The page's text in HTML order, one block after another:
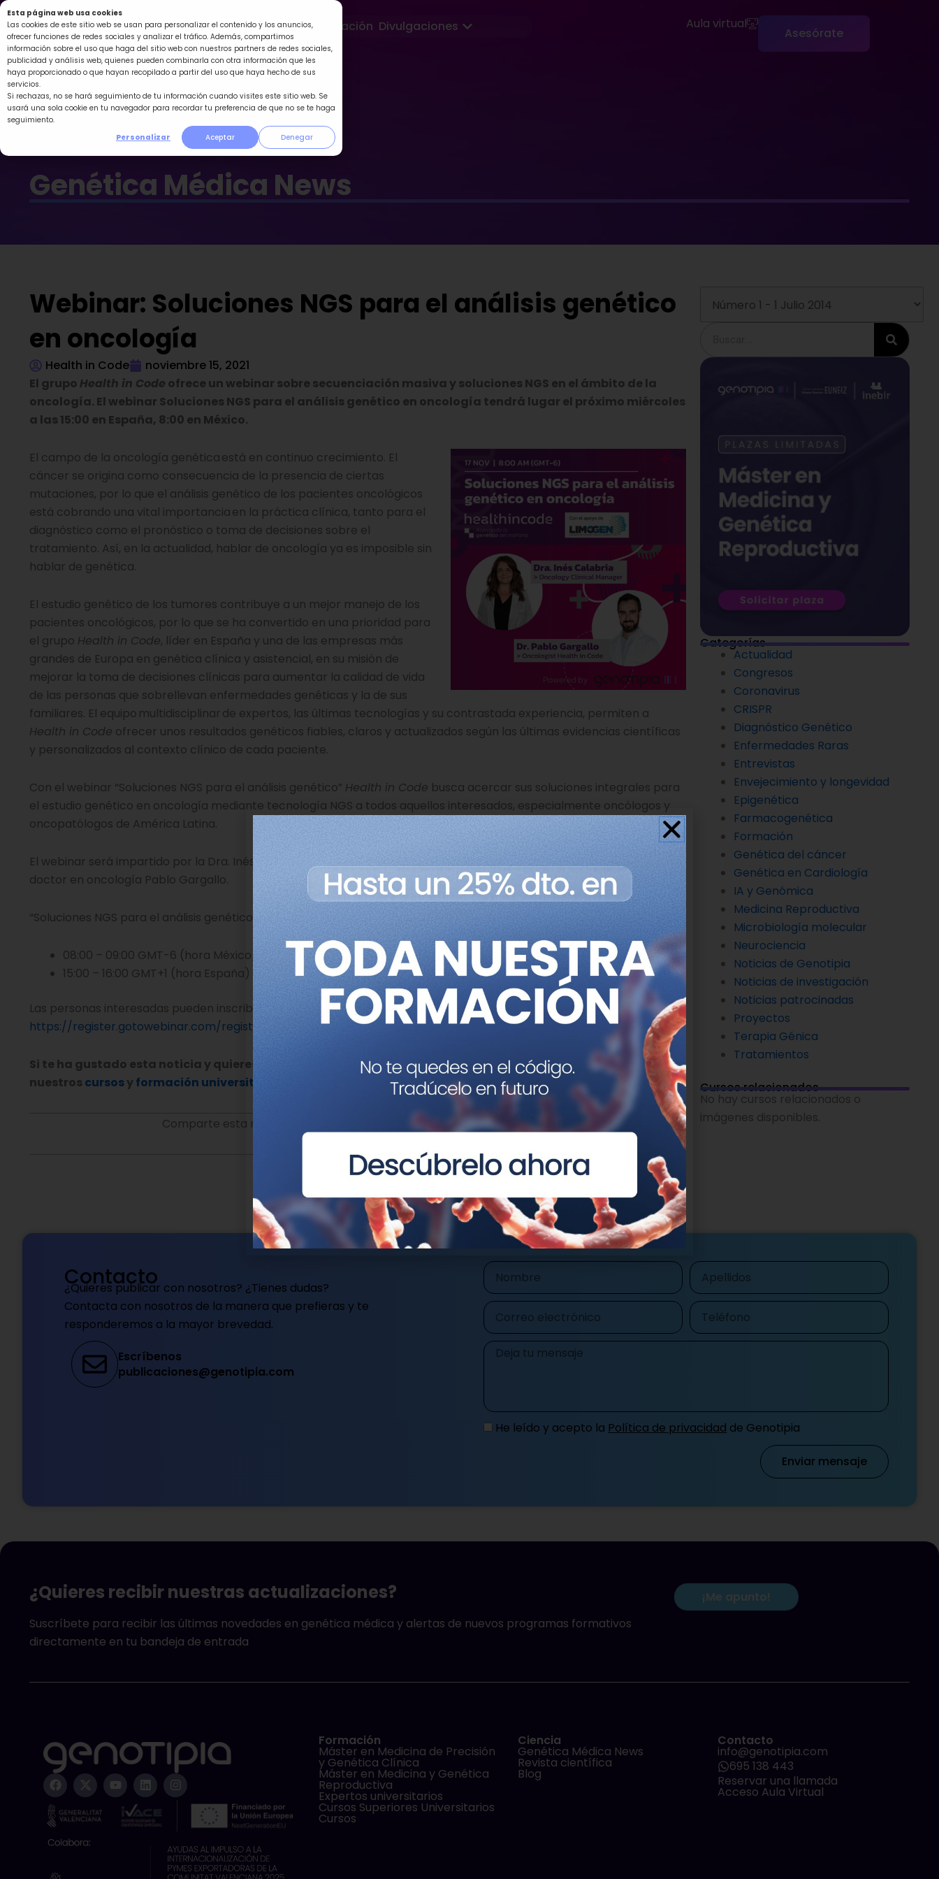
Esta página web usa cookies
Las cookies de este sitio web se usan para personalizar el contenido y los anuncios,
ofrecer funciones de redes sociales y analizar el tráfico. Además, compartimos
información sobre el uso que haga del sitio web con nuestros partners de redes sociales,
publicidad y análisis web, quienes pueden combinarla con otra información que les
haya proporcionado o que hayan recopilado a partir del uso que haya hecho de sus
servicios.
Si rechazas, no se hará seguimiento de tu información cuando visites este sitio web. Se
usará una sola cookie en tu navegador para recordar tu preferencia de que no se te haga
seguimiento.
Personalizar
Aceptar Denegar
Ir
al
contenido
Formación Divulgaciones Abrir Divulgaciones Aula virtual
Asesórate
Genética Médica News
Webinar: Soluciones NGS para el análisis genético
en oncología
Health in Code
noviembre 15, 2021
El grupo Health in Code ofrece un webinar sobre secuenciación masiva y soluciones NGS en el ámbito de la
oncología. El webinar Soluciones NGS para el análisis genético en oncología tendrá lugar el próximo miércoles
a las 15:00 en España, 8:00 en México.
El campo de la oncología genética está en continuo crecimiento. El
cáncer se origina como consecuencia de la presencia de ciertas
mutaciones, por lo que el análisis genético de los pacientes oncológicos
está cobrando una vital importancia en la práctica clínica, tanto para el
diagnóstico como el pronóstico o toma de decisiones sobre el
tratamiento. Así, en la actualidad, hablar de oncología ya es imposible sin
hablar de genética.
El estudio genético de los tumores contribuye a un mejor manejo de los
pacientes oncológicos, por lo que se ha convertido en una prioridad para
el grupo Health in Code, líder en España y una de las empresas más
grandes de Europa en genética clínica y asistencial, en su misión de
mejorar la toma de decisiones clínicas para aumentar la calidad de vida
de las personas que sobrellevan enfermedades genéticas y la de sus
familiares. El equipo multidisciplinar de expertos, las últimas tecnologías y su contrastada experiencia, permiten a
Health in Code ofrecer unos resultados genéticos fiables, claros y actualizados según las últimas evidencias científicas
y personalizados al contexto clínico de cada paciente.
Con el webinar “Soluciones NGS para el análisis genético” Health in Code busca acercar sus soluciones integrales para
el estudio genético en oncología mediante tecnología NGS a todos aquellos interesados, especialmente oncólogos y
oncopatólogos de América Latina.
El webinar será impartido por la Dra. Inés Calabria, responsable del Área Clínica de Oncología de Health in Code
doctor en oncología Pablo Gargallo.
“Soluciones NGS para el análisis genético” tendrá lugar el miércoles 17 de noviembre en el siguiente horario:
08:00 – 09:00 GMT-6 (hora México)
15:00 – 16:00 GMT+1 (hora España)
Las personas interesadas pueden inscribirse desde el enlace:
https://register.gotowebinar.com/register/7088154959510892043?source=Genotipia
Si te ha gustado esta noticia y quieres aprender más sobre Genética en Medicina, te interesan
nuestros cursosyformación universitaria.
Comparte esta noticia en tus redes
Categorías
Actualidad
Congresos
Coronavirus
CRISPR
Diagnóstico Genético
Enfermedades Raras
Entrevistas
Envejecimiento y longevidad
Epigenética
Farmacogenética
Formación
Genética del cáncer
Genética en Cardiología
IA y Genómica
Medicina Reproductiva
Microbiología molecular
Neurociencia
Noticias de Genotipia
Noticias de investigación
Noticias patrocinadas
Proyectos
Terapia Génica
Tratamientos
Cursos relacionados
No hay cursos relacionados o
imágenes disponibles.
Contacto
¿Quieres publicar con nosotros? ¿Tienes dudas?
Contacta con nosotros de la manera que prefieras y te
responderemos a la mayor brevedad.
Escríbenos
publicaciones@genotipia.com
Nombre Apellidos
Correo
electrónico
Teléfono
Mensaje
He leído y acepto la Política de privacidad de Genotipia
Enviar mensaje
¿Quieres recibir nuestras actualizaciones?
Suscríbete para recibir las últimas novedades en genética médica y alertas de nuevos programas formativos
directamente en tu bandeja de entrada
¡Me apunto!
F
a
c
e
b
o
o
X
-
t
w
i
t
t
Y
o
u
u
L
i
n
k
e
I
n
s
r
a
m
Formación
Máster en Medicina de Precisión
y Genética Clínica
Máster en Medicina y Genética
Reproductiva
Expertos universitarios
Cursos Superiores Universitarios
Cursos
Ciencia
Genética Médica News
Revista científica
Blog
Contacto
info@genotipia.com
695 138 443
Reservar una llamada
Acceso Aula Virtual